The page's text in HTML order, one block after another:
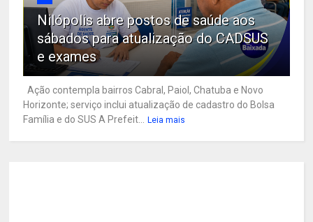
Nilópolis abre postos de saúde aos
sábados para atualização do CADSUS
e exames
Ação contempla bairros Cabral, Paiol, Chatuba e Novo
Horizonte; serviço inclui atualização de cadastro do Bolsa
Família e do SUS A Prefeit...
Leia mais